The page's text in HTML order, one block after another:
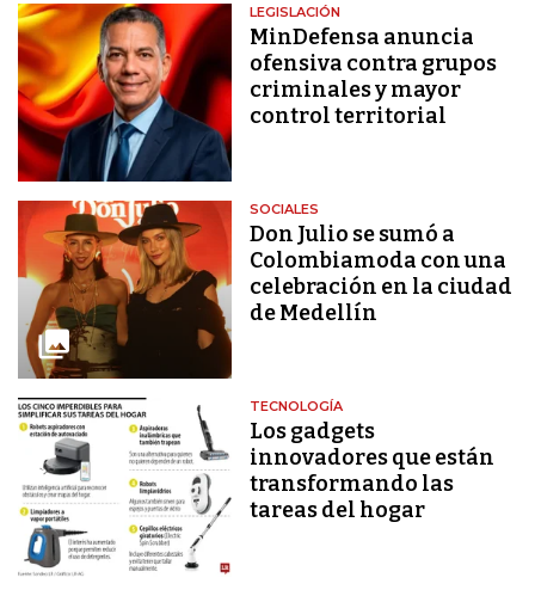
LEGISLACIÓN
MinDefensa anuncia
ofensiva contra grupos
criminales y mayor
control territorial
SOCIALES
Don Julio se sumó a
Colombiamoda con una
celebración en la ciudad
de Medellín
TECNOLOGÍA
Los gadgets
innovadores que están
transformando las
tareas del hogar